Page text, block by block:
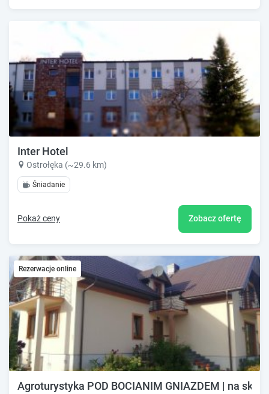
Inter Hotel
Ostrołęka (~29.6 km)
Śniadanie
Pokaż ceny Zobacz ofertę
Rezerwacje online
Agroturystyka POD BOCIANIM GNIAZDEM | na